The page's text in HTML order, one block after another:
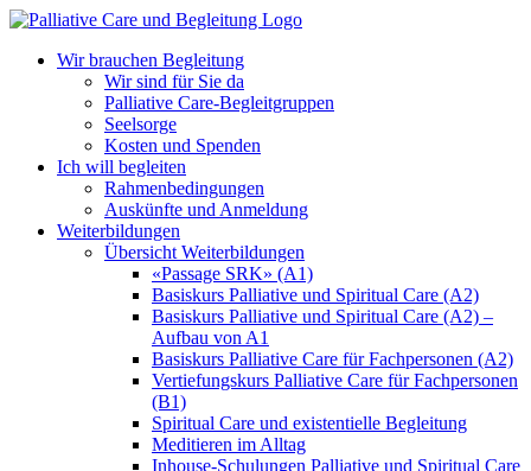
Zum
springenWir brauchen Begleitung
Wir sind für Sie da
Palliative Care-Begleitgruppen
Seelsorge
Kosten und Spenden
Ich will begleiten
Rahmenbedingungen
Auskünfte und Anmeldung
Weiterbildungen
Übersicht Weiterbildungen
«Passage SRK» (A1)
Basiskurs Palliative und Spiritual Care (A2)
Basiskurs Palliative und Spiritual Care (A2) –
Aufbau von A1
Basiskurs Palliative Care für Fachpersonen (A2)
Vertiefungskurs Palliative Care für Fachpersonen
(B1)
Spiritual Care und existentielle Begleitung
Meditieren im Alltag
Inhouse-Schulungen Palliative und Spiritual Care